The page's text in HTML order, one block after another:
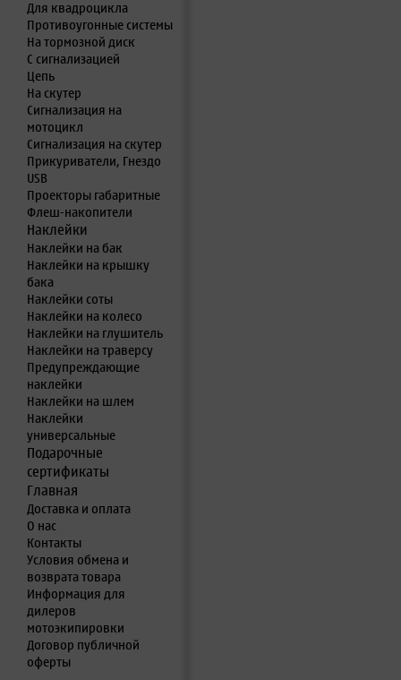
Для квадроцикла
Противоугонные системы
На тормозной диск
С сигнализацией
Цепь
На скутер
Сигнализация на
мотоцикл
Сигнализация на скутер
Прикуриватели, Гнездо
USB
Проекторы габаритные
Флеш-накопители
Наклейки
Наклейки на бак
Наклейки на крышку
бака
Наклейки соты
Наклейки на колесо
Наклейки на глушитель
Наклейки на траверсу
Предупреждающие
наклейки
Наклейки на шлем
Наклейки
универсальные
Подарочные
сертификаты
Главная
Доставка и оплата
О нас
Контакты
Условия обмена и
возврата товара
Информация для
дилеров
мотоэкипировки
Договор публичной
оферты